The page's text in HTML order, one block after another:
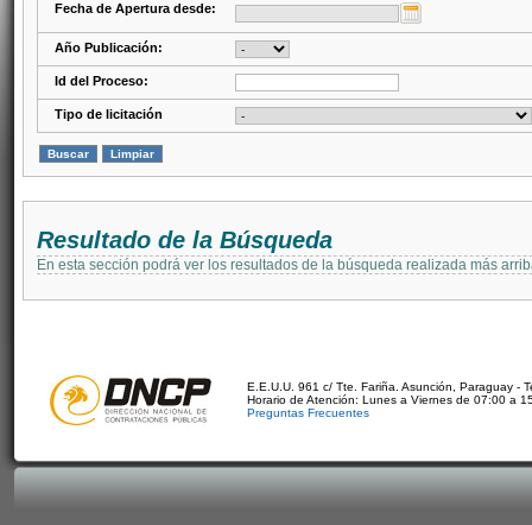
Fecha de Apertura desde:
Año Publicación:
Id del Proceso:
Tipo de licitación
Resultado de la Búsqueda
En esta sección podrá ver los resultados de la búsqueda realizada más
E.E.U.U. 961 c/ Tte. Fariña. Asunción, Paraguay -
Horario de Atención: Lunes a Viernes de 07:00 a
Preguntas Frecuentes